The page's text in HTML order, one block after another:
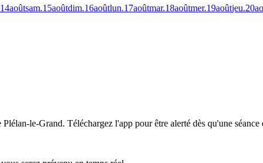
14aoûtsam.15aoûtdim.16aoûtlun.17aoûtmar.18aoûtmer.19aoûtjeu.20
Plélan-le-Grand. Téléchargez l'app pour être alerté dès qu'une séance